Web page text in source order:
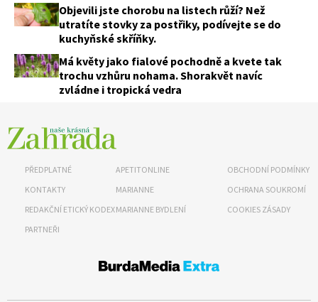
Objevili jste chorobu na listech růží? Než
utratíte stovky za postřiky, podívejte se do
kuchyňské skříňky.
Má květy jako fialové pochodně a kvete tak
trochu vzhůru nohama. Shorakvět navíc
zvládne i tropická vedra
PŘEDPLATNÉ
KONTAKTY
REDAKČNÍ ETICKÝ KODEX
PARTNEŘI
APETITONLINE
MARIANNE
MARIANNE BYDLENÍ
OBCHODNÍ PODMÍNKY
OCHRANA SOUKROMÍ
COOKIES ZÁSADY